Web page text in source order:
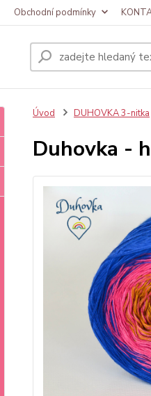
Obchodní podmínky
Úvod DUHOVKA 3-nitka
Duhovka -